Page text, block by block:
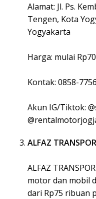
Alamat: Jl. Ps.
Tengen, Kota
Yogyakarta
Harga: mulai
Kontak: 0858-
Akun IG/Tiktok:
ALFAZ
ALFAZ
motor dan mobil
dari Rp75 ribuan